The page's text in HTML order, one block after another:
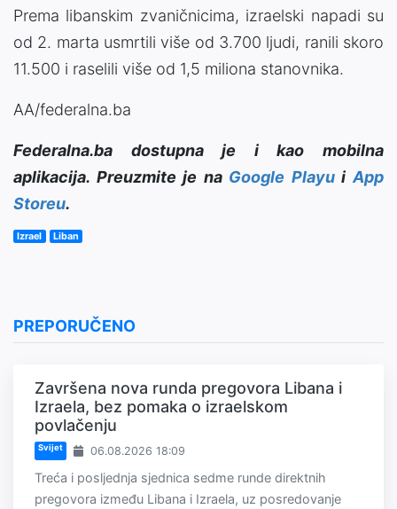
Prema libanskim zvaničnicima, izraelski napadi su
od 2. marta usmrtili više od 3.700 ljudi, ranili skoro
11.500 i raselili više od 1,5 miliona stanovnika.
AA/federalna.ba
Federalna.ba dostupna je i kao mobilna
aplikacija. Preuzmite je na Google PlayuiApp
Storeu.
Izrael Liban
PREPORUČENO
Završena nova runda pregovora Libana i
Izraela, bez pomaka o izraelskom
povlačenju
Svijet 06.08.2026 18:09
Treća i posljednja sjednica sedme runde direktnih
pregovora između Libana i Izraela, uz posredovanje